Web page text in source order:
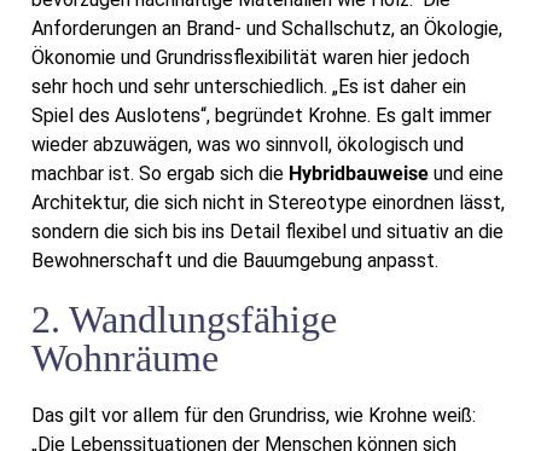
Anforderungen an Brand- und Schallschutz, an Ökologie,
Ökonomie und Grundrissflexibilität waren hier jedoch
sehr hoch und sehr unterschiedlich. „Es ist daher ein
Spiel des Auslotens“, begründet Krohne. Es galt immer
wieder abzuwägen, was wo sinnvoll, ökologisch und
machbar ist. So ergab sich die Hybridbauweise und eine
Architektur, die sich nicht in Stereotype einordnen lässt,
sondern die sich bis ins Detail flexibel und situativ an die
Bewohnerschaft und die Bauumgebung anpasst.
2. Wandlungsfähige
Wohnräume
Das gilt vor allem für den Grundriss, wie Krohne weiß:
„Die Lebenssituationen der Menschen können sich